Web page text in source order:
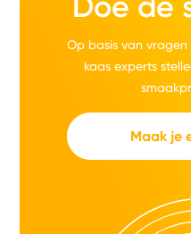
Op basis van
kaas experts
Maak je